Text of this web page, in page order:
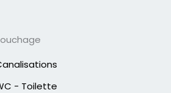
- Toilette